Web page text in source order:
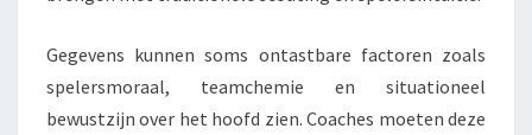
Gegevens kunnen soms ontastbare factoren zoals
spelersmoraal, teamchemie en situationeel
bewustzijn over het hoofd zien. Coaches moeten deze